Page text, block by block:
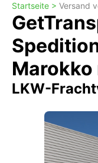
Startseite > Versand
Marokko
LKW-